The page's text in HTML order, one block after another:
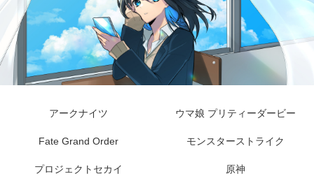
アークナイツ ウマ娘 プリティーダービー
Fate Grand Order モンスターストライク
プロジェクトセカイ 原神